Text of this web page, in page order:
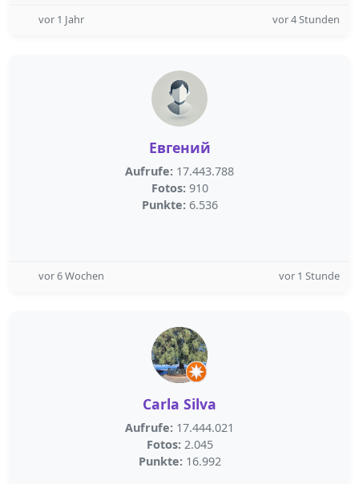
vor 1 Jahr vor 4 Stunden
Евгений
Aufrufe: 17.443.788
Fotos: 910
Punkte: 6.536
vor 6 Wochen vor 1 Stunde
Carla Silva
Aufrufe: 17.444.021
Fotos: 2.045
Punkte: 16.992